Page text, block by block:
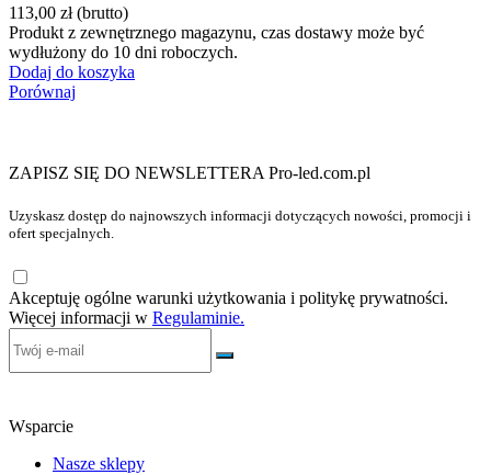
113,00 zł (brutto)
Produkt z zewnętrznego magazynu, czas dostawy może być
wydłużony do 10 dni roboczych.
Dodaj do koszyka
Porównaj
ZAPISZ SIĘ DO NEWSLETTERA Pro-led.com.pl
Uzyskasz dostęp do najnowszych informacji dotyczących nowości, promocji i
ofert specjalnych.
Akceptuję ogólne warunki użytkowania i politykę prywatności.
Więcej informacji w Regulaminie.
Wsparcie
Nasze sklepy